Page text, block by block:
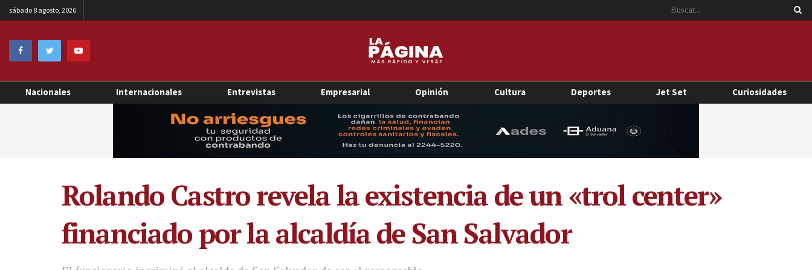
sábado 8 agosto, 2026
Nacionales Internacionales Entrevistas Empresarial Opinión Cultura Deportes Jet Set Curiosidades
Rolando Castro revela la existencia de un «trol center»
financiado por la alcaldía de San Salvador